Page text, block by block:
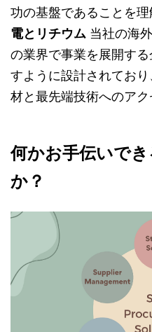
功の基盤であることを理
電とリチウム 当社の海
の業界で事業を展開す
すように設計されてお
材と最先端技術へのアク
何かお手伝いで
か？